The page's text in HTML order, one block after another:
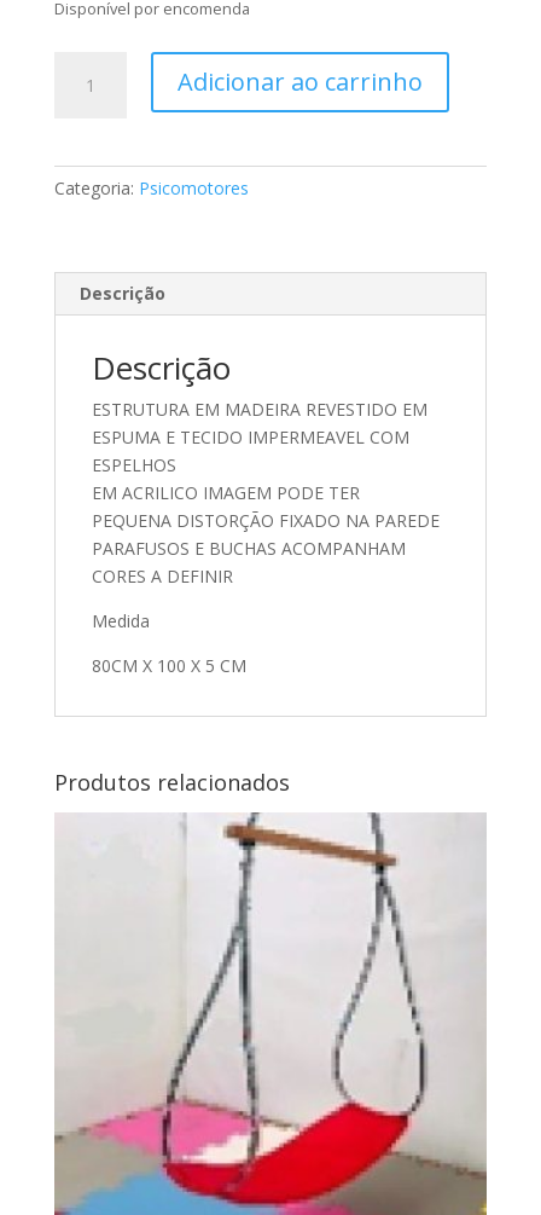
Disponível por encomenda
ESPUMADO
Adicionar ao carrinho
Categoria: Psicomotores
Descrição
Descrição
ESTRUTURA EM MADEIRA REVESTIDO EM
ESPUMA E TECIDO IMPERMEAVEL COM
ESPELHOS
EM ACRILICO IMAGEM PODE TER
PEQUENA DISTORÇÃO FIXADO NA PAREDE
PARAFUSOS E BUCHAS ACOMPANHAM
CORES A DEFINIR
Medida
80CM X 100 X 5 CM
Produtos relacionados